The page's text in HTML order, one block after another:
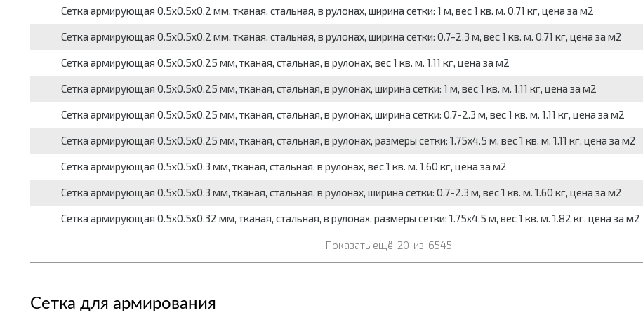
Сетка армирующая 0.5x0.5x0.2 мм, тканая, стальная, в рулонах, ширина сетки: 1 м, вес 1 кв. м. 0.71 кг, цена за м2
Сетка армирующая 0.5x0.5x0.2 мм, тканая, стальная, в рулонах, ширина сетки: 0.7-2.3 м, вес 1 кв. м. 0.71 кг, цена за м2
Сетка армирующая 0.5x0.5x0.25 мм, тканая, стальная, в рулонах, вес 1 кв. м. 1.11 кг, цена за м2
Сетка армирующая 0.5x0.5x0.25 мм, тканая, стальная, в рулонах, ширина сетки: 1 м, вес 1 кв. м. 1.11 кг, цена за м2
Сетка армирующая 0.5x0.5x0.25 мм, тканая, стальная, в рулонах, ширина сетки: 0.7-2.3 м, вес 1 кв. м. 1.11 кг, цена за м2
Сетка армирующая 0.5x0.5x0.25 мм, тканая, стальная, в рулонах, размеры сетки: 1.75x4.5 м, вес 1 кв. м. 1.11 кг, цена за м2
Сетка армирующая 0.5x0.5x0.3 мм, тканая, стальная, в рулонах, вес 1 кв. м. 1.60 кг, цена за м2
Сетка армирующая 0.5x0.5x0.3 мм, тканая, стальная, в рулонах, ширина сетки: 0.7-2.3 м, вес 1 кв. м. 1.60 кг, цена за м2
Сетка армирующая 0.5x0.5x0.32 мм, тканая, стальная, в рулонах, размеры сетки: 1.75x4.5 м, вес 1 кв. м. 1.82 кг, цена за м2
Показать ещё 20 из 6545
Сетка для армирования